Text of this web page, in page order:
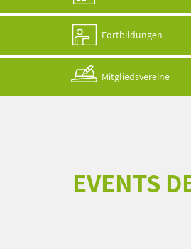
Fortbildungen
Mitgliedsvereine
EVENTS